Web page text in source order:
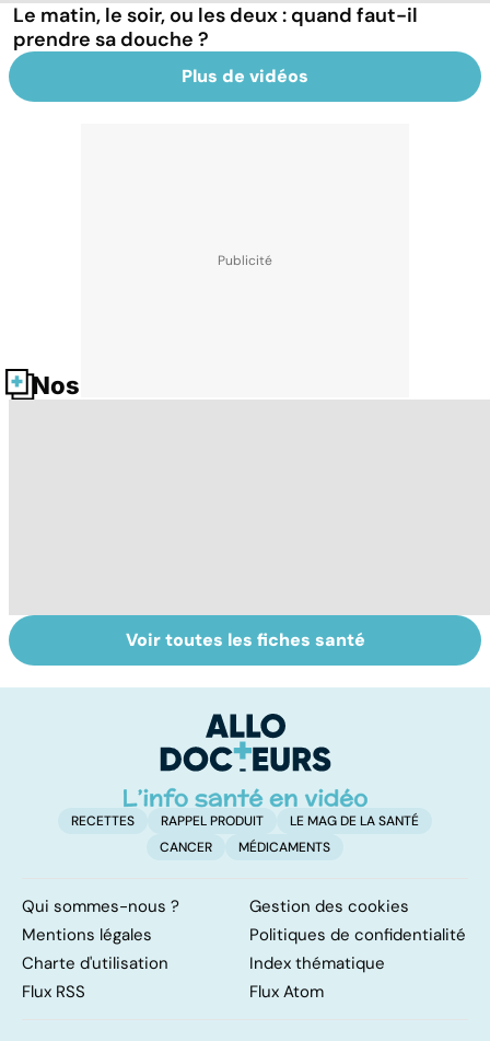
Le matin, le soir, ou les deux : quand faut-il
prendre sa douche ?
Plus de vidéos
Nos fiches santé
Tout savoir sur le
vitiligo
Prurit,
démangeaisons :
peau qui gratte !
Voir toutes les fiches santé
RECETTES RAPPEL PRODUIT
LE MAG DE LA SANTÉ
CANCER
MÉDICAMENTS
Qui sommes-nous ?
Gestion des cookies
Mentions légales
Politiques de confidentialité
Charte d'utilisation
Index thématique
Flux RSS
Flux Atom